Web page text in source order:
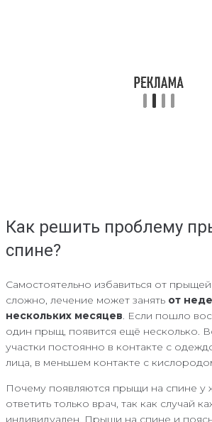
Как решить проблему
спине?
Самостоятельно избавиться от
сложно, лечение может занять от
нескольких месяцев. Если пошло
один прыщ, появится ещё несколько.
участки постоянно в контакте с
лица, в меньшем контакте с
Почему появляются прыщи на спине
ответить только врач, так как случай
индивидуален. Прыщи на спине и